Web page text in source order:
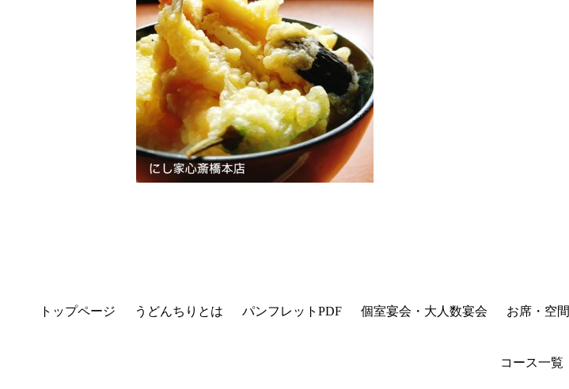
トップページ うどんちりとは パンフレットPDF 個室宴会・大人数宴会 お席・空間
コース一覧